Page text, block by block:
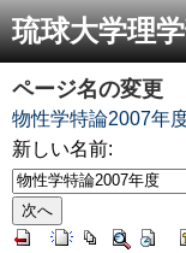
琉球大学理
ページ名の変更
物性学特論2007年
新しい名前: